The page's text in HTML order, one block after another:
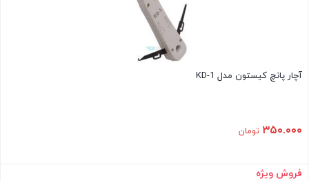
آچار پانچ کیستون مدل KD-1
۳۵۰.۰۰۰ تومان
فروش ویژه